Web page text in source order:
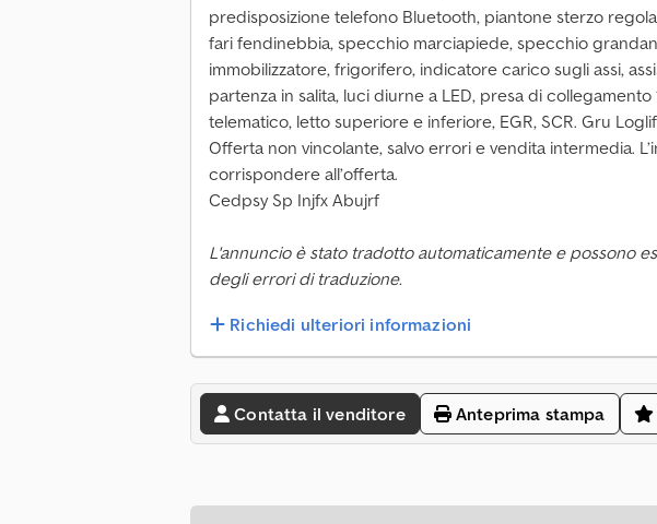
predisposizione telefono Bluetooth, piantone sterzo
fari fendinebbia, specchio marciapiede, specchio
immobilizzatore, frigorifero, indicatore carico sugli assi,
partenza in salita, luci diurne a LED, presa di collegamento
telematico, letto superiore e inferiore, EGR, SCR. Gru
Offerta non vincolante, salvo errori e vendita intermedia.
corrispondere all’offerta.
Cedpsy Sp Injfx Abujrf
L'annuncio è stato tradotto automaticamente e possono
degli errori di traduzione.
Richiedi ulteriori informazioni
Contatta il venditore Anteprima stampa